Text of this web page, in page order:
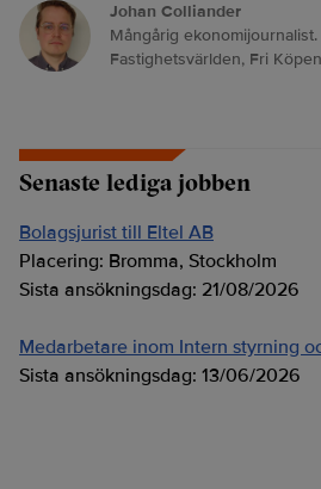
Johan Colliander
Mångårig
Fastighetsvärlden, Fri
Senaste lediga jobben
Bolagsjurist till Eltel AB
Placering: Bromma, Stockholm
Sista ansökningsdag: 21/08/2026
Medarbetare inom Intern styrning
Sista ansökningsdag: 13/06/2026